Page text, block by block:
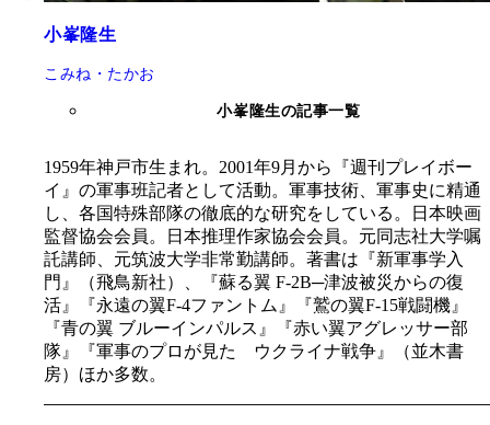
小峯隆生
こみね・たかお
小峯隆生の記事一覧
1959年神戸市生まれ。2001年9月から『週刊プレイボー
イ』の軍事班記者として活動。軍事技術、軍事史に精通
し、各国特殊部隊の徹底的な研究をしている。日本映画
監督協会会員。日本推理作家協会会員。元同志社大学嘱
託講師、元筑波大学非常勤講師。著書は『新軍事学入
門』（飛鳥新社）、『蘇る翼 F-2B─津波被災からの復
活』『永遠の翼F-4ファントム』『鷲の翼F-15戦闘機』
『青の翼 ブルーインパルス』『赤い翼アグレッサー部
隊』『軍事のプロが見た ウクライナ戦争』（並木書
房）ほか多数。